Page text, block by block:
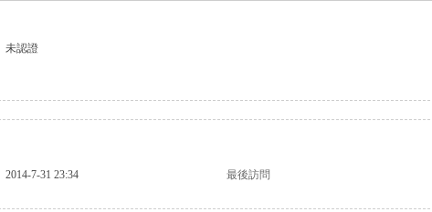
未認證
2014-7-31 23:34
最後訪問